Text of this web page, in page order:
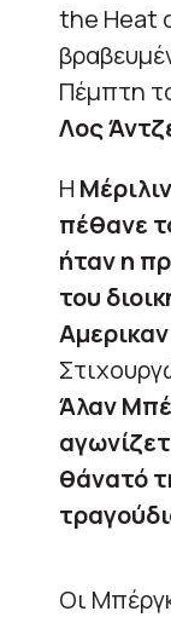
the Heat
Πέμπτη
Λος
Η
πέθανε
ήταν η
του
Άλαν
θάνατό
Οι